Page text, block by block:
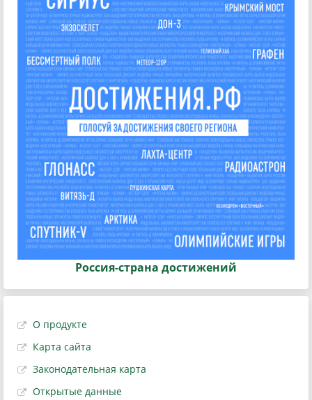
Россия-страна достижений
О продукте
Карта сайта
Законодательная карта
Открытые данные